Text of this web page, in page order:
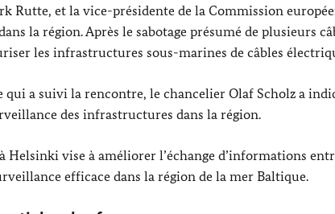
Rutte, et la vice-présidente de la Commission
la région. Après le sabotage présumé de plusieurs
les infrastructures sous-marines de câbles
qui a suivi la rencontre, le chancelier Olaf Scholz a
des infrastructures dans la région.
à Helsinki vise à améliorer l’échange d’informations
efficace dans la région de la mer Baltique.